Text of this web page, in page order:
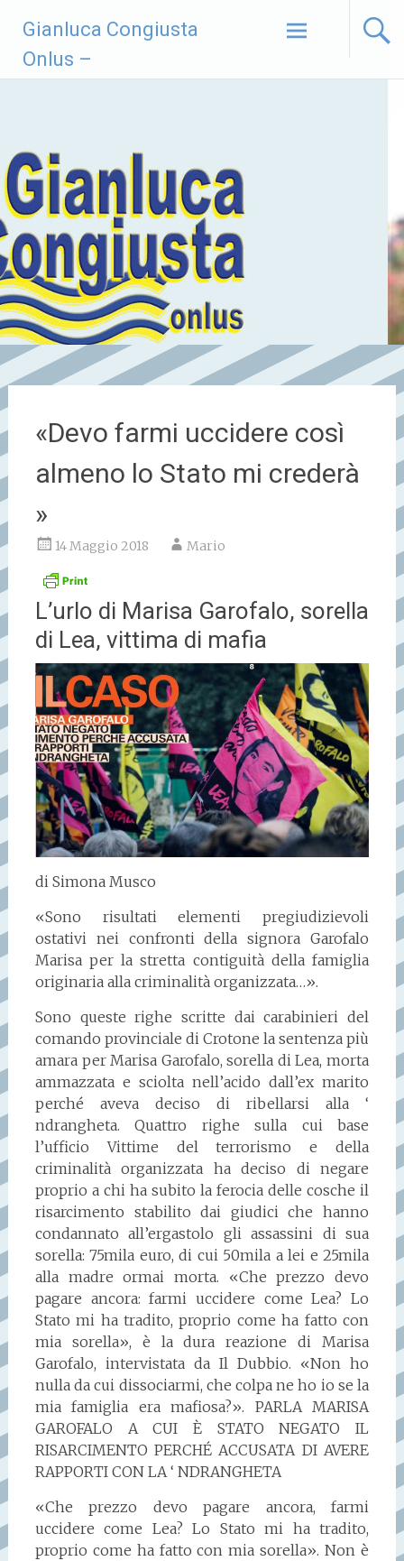
contenuto
Gianluca Congiusta
Onlus –
«Devo farmi uccidere così
almeno lo Stato mi crederà
»
14 Maggio 2018 Mario
L’urlo di Marisa Garofalo, sorella
di Lea, vittima di mafia
di Simona Musco
«Sono risultati elementi pregiudizievoli
ostativi nei confronti della signora Garofalo
Marisa per la stretta contiguità della famiglia
originaria alla criminalità organizzata…».
Sono queste righe scritte dai carabinieri del
comando provinciale di Crotone la sentenza più
amara per Marisa Garofalo, sorella di Lea, morta
ammazzata e sciolta nell’acido dall’ex marito
perché aveva deciso di ribellarsi alla ‘
ndrangheta. Quattro righe sulla cui base
l’ufficio Vittime del terrorismo e della
criminalità organizzata ha deciso di negare
proprio a chi ha subito la ferocia delle cosche il
risarcimento stabilito dai giudici che hanno
condannato all’ergastolo gli assassini di sua
sorella: 75mila euro, di cui 50mila a lei e 25mila
alla madre ormai morta. «Che prezzo devo
pagare ancora: farmi uccidere come Lea? Lo
Stato mi ha tradito, proprio come ha fatto con
mia sorella», è la dura reazione di Marisa
Garofalo, intervistata da Il Dubbio. «Non ho
nulla da cui dissociarmi, che colpa ne ho io se la
mia famiglia era mafiosa?». PARLA MARISA
GAROFALO A CUI È STATO NEGATO IL
RISARCIMENTO PERCHÉ ACCUSATA DI AVERE
RAPPORTI CON LA ‘ NDRANGHETA
«Che prezzo devo pagare ancora, farmi
uccidere come Lea? Lo Stato mi ha tradito,
proprio come ha fatto con mia sorella». Non è